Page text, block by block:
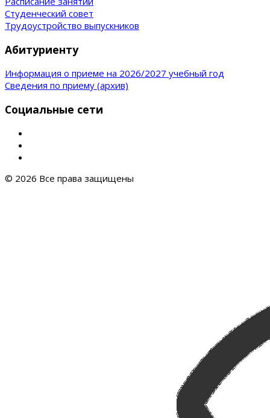
Студенческий совет
Трудоустройство выпускников
Абитуриенту
Информация о приеме на 2026/2027 учебный год
Сведения по приему (архив)
Социальные сети
© 2026 Все права защищены